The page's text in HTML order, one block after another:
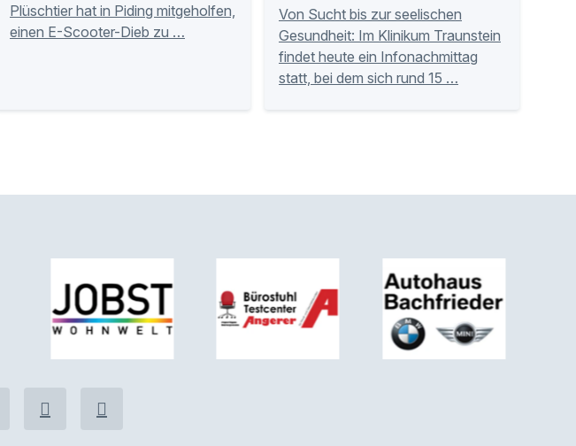
Plüschtier hat in Piding mitgeholfen,
einen E-Scooter-Dieb zu …
Von Sucht bis zur seelischen
Gesundheit: Im Klinikum Traunstein
findet heute ein Infonachmittag
statt, bei dem sich rund 15 …